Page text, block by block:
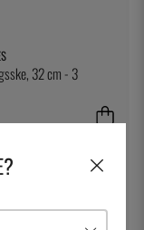
32 cm - 3